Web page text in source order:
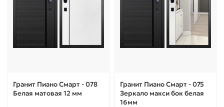
Гранит Пиано Смарт - 078
Белая матовая 12 мм
Гранит Пиано Смарт - 075
Зеркало макси бок белая
16мм